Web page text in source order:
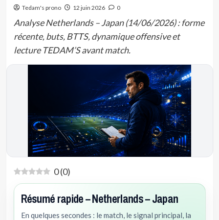
Tedam's prono 12 juin 2026 0
Analyse Netherlands – Japan (14/06/2026) : forme
récente, buts, BTTS, dynamique offensive et
lecture TEDAM’S avant match.
0(0)
Résumé rapide – Netherlands – Japan
En quelques secondes : le match, le signal principal, la